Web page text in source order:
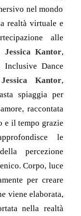
nel mondo
realtà virtuale e
alle
Jessica Kantor,
Inclusive Dance
Jessica Kantor,
spiaggia per
raccontata
e il tempo grazie
le
percezione
Corpo, luce
per creare
viene elaborata,
nella realtà